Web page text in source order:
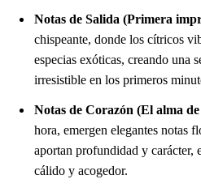
Notas de Salida (Primera
chispeante, donde los cítricos
especias exóticas, creando una
irresistible en los primeros
Notas de Corazón (El alma
hora, emergen elegantes notas
aportan profundidad y carácter,
cálido y acogedor.